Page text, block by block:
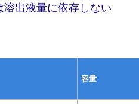
溶出液量に依存しない
容量